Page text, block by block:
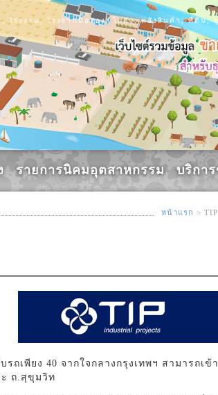
โรงงาน, โรงงานมือสอง, โกดัง, คลังสินค้า, ที่ดิน,
รายการนิคมอุตสาหกรรม บริการ
หน้าแรก >
เพียง 40 จากใจกลางกรุงเทพฯ สามารถเข้า
ะ ถ.สุขุมวิท